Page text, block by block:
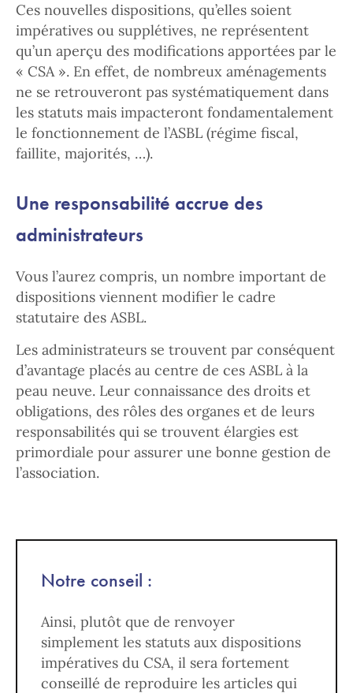
Ces nouvelles dispositions, qu’elles soient
impératives ou supplétives, ne représentent
qu’un aperçu des modifications apportées par le
« CSA ». En effet, de nombreux aménagements
ne se retrouveront pas systématiquement dans
les statuts mais impacteront fondamentalement
le fonctionnement de l’ASBL (régime fiscal,
faillite, majorités, …).
Une responsabilité accrue des
administrateurs
Vous l’aurez compris, un nombre important de
dispositions viennent modifier le cadre
statutaire des ASBL.
Les administrateurs se trouvent par conséquent
d’avantage placés au centre de ces ASBL à la
peau neuve. Leur connaissance des droits et
obligations, des rôles des organes et de leurs
responsabilités qui se trouvent élargies est
primordiale pour assurer une bonne gestion de
l’association.
Notre conseil :
Ainsi, plutôt que de renvoyer
simplement les statuts aux dispositions
impératives du CSA, il sera fortement
conseillé de reproduire les articles qui